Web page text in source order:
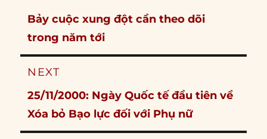
Previous
post:
Bảy cuộc xung đột cần theo dõi
trong năm tới
NEXT
Next
post:
25/11/2000: Ngày Quốc tế đầu tiên về
Xóa bỏ Bạo lực đối với Phụ nữ